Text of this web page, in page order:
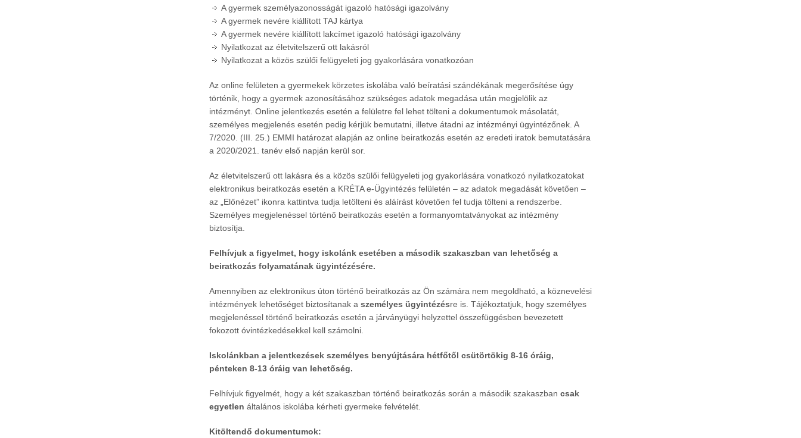
A gyermek személyazonosságát igazoló hatósági igazolvány
A gyermek nevére kiállított TAJ kártya
A gyermek nevére kiállított lakcímet igazoló hatósági igazolvány
Nyilatkozat az életvitelszerű ott lakásról
Nyilatkozat a közös szülői felügyeleti jog gyakorlására vonatkozóan
Az online felületen a gyermekek körzetes iskolába való beíratási szándékának megerősítése úgy
történik, hogy a gyermek azonosításához szükséges adatok megadása után megjelölik az
intézményt. Online jelentkezés esetén a felületre fel lehet tölteni a dokumentumok másolatát,
személyes megjelenés esetén pedig kérjük bemutatni, illetve átadni az intézményi ügyintézőnek. A
7/2020. (III. 25.) EMMI határozat alapján az online beiratkozás esetén az eredeti iratok bemutatására
a 2020/2021. tanév első napján kerül sor.
Az életvitelszerű ott lakásra és a közös szülői felügyeleti jog gyakorlására vonatkozó nyilatkozatokat
elektronikus beiratkozás esetén a KRÉTA e-Ügyintézés felületén – az adatok megadását követően –
az „Előnézet” ikonra kattintva tudja letölteni és aláírást követően fel tudja tölteni a rendszerbe.
Személyes megjelenéssel történő beiratkozás esetén a formanyomtatványokat az intézmény
biztosítja.
Felhívjuk a figyelmet, hogy iskolánk esetében a második szakaszban van lehetőség a
beiratkozás folyamatának ügyintézésére.
Amennyiben az elektronikus úton történő beiratkozás az Ön számára nem megoldható, a köznevelési
intézmények lehetőséget biztosítanak a személyes ügyintézésre is. Tájékoztatjuk, hogy személyes
megjelenéssel történő beiratkozás esetén a járványügyi helyzettel összefüggésben bevezetett
fokozott óvintézkedésekkel kell számolni.
Iskolánkban a jelentkezések személyes benyújtására hétfőtől csütörtökig 8-16 óráig,
pénteken 8-13 óráig van lehetőség.
Felhívjuk figyelmét, hogy a két szakaszban történő beiratkozás során a második szakaszban csak
egyetlen általános iskolába kérheti gyermeke felvételét.
Kitöltendő dokumentumok: